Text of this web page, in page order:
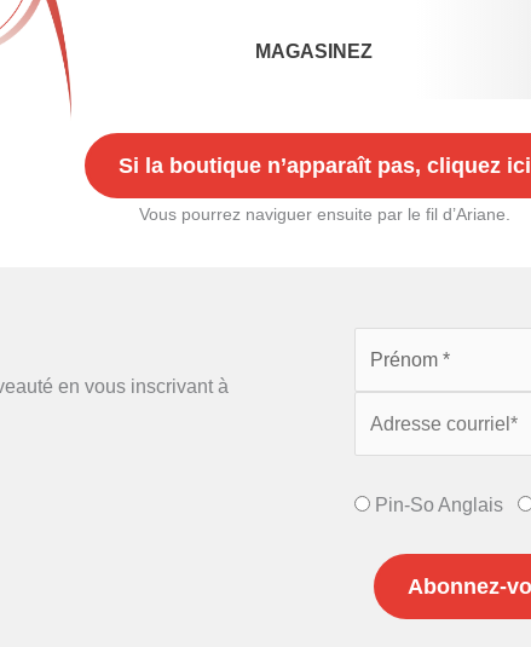
MAGASINEZ
Si la boutique n’apparaît pas, cliquez ici
Vous pourrez naviguer ensuite par le fil d’Ariane.
en vous inscrivant à
Pin-So Anglais